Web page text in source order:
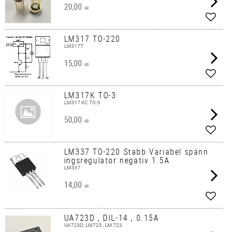
20,00 KR
Add
LM317 TO-220
LM317T
15,00 KR
Add
LM317K TO-3
LM317 KC TO-3
50,00 KR
Add
LM337 TO-220 Stabb Variabel spänn
ingsregulator negativ 1.5A
LM337
14,00 KR
Add
UA723D , DIL-14 , 0.15A
UA723D, LM723 , LM 723